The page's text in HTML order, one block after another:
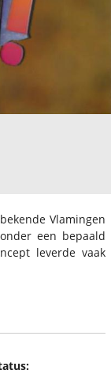
Vlamingen
een bepaald
leverde vaak